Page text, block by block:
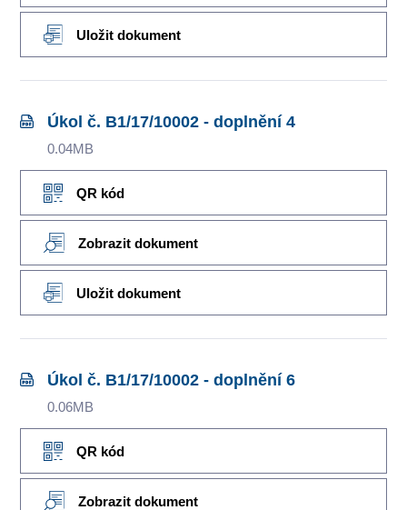
Uložit dokument
Úkol č. B1/17/10002 - doplnění 4
0.04MB
QR kód
Zobrazit dokument
Uložit dokument
Úkol č. B1/17/10002 - doplnění 6
0.06MB
QR kód
Zobrazit dokument